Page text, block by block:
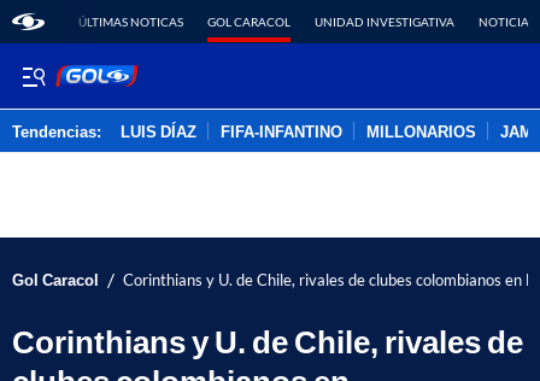
ÚLTIMAS NOTICAS GOL CARACOL UNIDAD INVESTIGATIVA NOTICIAS
Tendencias: LUIS DÍAZ FIFA-INFANTINO MILLONARIOS
Gol Caracol / Corinthians y U. de Chile, rivales de clubes colombianos en
Corinthians y U. de Chile, rivales de